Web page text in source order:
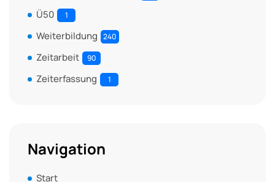
Ü50 1
Weiterbildung 240
Zeitarbeit 90
Zeiterfassung 1
Navigation
Start